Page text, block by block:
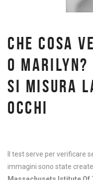
CHE COSA
O
SI MISURA
OCCHI
Il test serve per verificare
immagini sono state